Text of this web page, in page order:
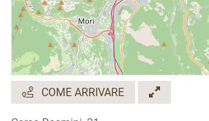
COME ARRIVARE